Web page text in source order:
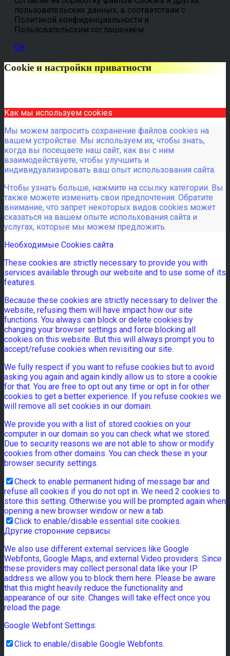
пользовательских данных, в соответствии с
Политикой конфиденциальности и
Пользовательским соглашением
OK
Cookie и настройки приватности
Как мы используем cookies
Мы можем запросить сохранение файлов cookies на
вашем устройстве. Мы используем их, чтобы знать,
когда вы посещаете наш сайт, как вы с ним
взаимодействуете, чтобы улучшить и
индивидуализировать ваш опыт использования сайта.
Чтобы узнать больше, нажмите на ссылку категории. Вы
также можете изменить свои предпочтения. Обратите
внимание, что запрет некоторых видов cookies может
сказаться на вашем опыте испольхования сайта и
услугах, которые мы можем предложить.
Необходимые Cookies сайта
These cookies are strictly necessary to provide you with
services available through our website and to use some of its
features.
Because these cookies are strictly necessary to deliver the
website, refusing them will have impact how our site
functions. You always can block or delete cookies by
changing your browser settings and force blocking all
cookies on this website. But this will always prompt you to
accept/refuse cookies when revisiting our site.
We fully respect if you want to refuse cookies but to avoid
asking you again and again kindly allow us to store a cookie
for that. You are free to opt out any time or opt in for other
cookies to get a better experience. If you refuse cookies we
will remove all set cookies in our domain.
We provide you with a list of stored cookies on your
computer in our domain so you can check what we stored.
Due to security reasons we are not able to show or modify
cookies from other domains. You can check these in your
browser security settings.
Check to enable permanent hiding of message bar and
refuse all cookies if you do not opt in. We need 2 cookies to
store this setting. Otherwise you will be prompted again when
opening a new browser window or new a tab.
Click to enable/disable essential site cookies.
Другие сторонние сервисы
We also use different external services like Google
Webfonts, Google Maps, and external Video providers. Since
these providers may collect personal data like your IP
address we allow you to block them here. Please be aware
that this might heavily reduce the functionality and
appearance of our site. Changes will take effect once you
reload the page.
Google Webfont Settings:
Click to enable/disable Google Webfonts.